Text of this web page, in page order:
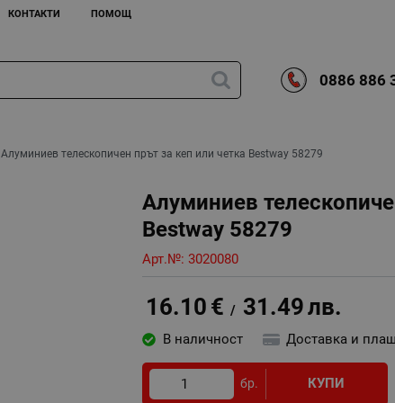
КОНТАКТИ ПОМОЩ
0886 886
Алуминиев телескопичен прът за кеп или четка Bestway 58279
Алуминиев
Bestway 58279
Арт.№: 3020080
16.10 € / 31.49лв.
В наличност Доставка и
бр. КУПИ